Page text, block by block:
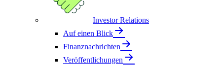
Investor Relations
Auf einen Blick
Finanznachrichten
Veröffentlichungen